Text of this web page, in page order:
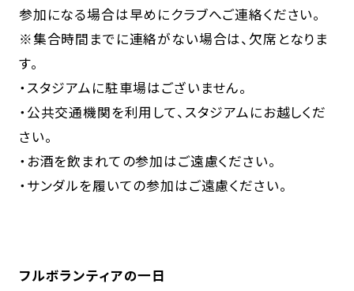
参加になる場合は早めにクラブへご連絡ください。
※集合時間までに連絡がない場合は、欠席となりま
す。
・スタジアムに駐車場はございません。
・公共交通機関を利用して、スタジアムにお越しくだ
さい。
・お酒を飲まれての参加はご遠慮ください。
・サンダルを履いての参加はご遠慮ください。
フルボランティアの一日